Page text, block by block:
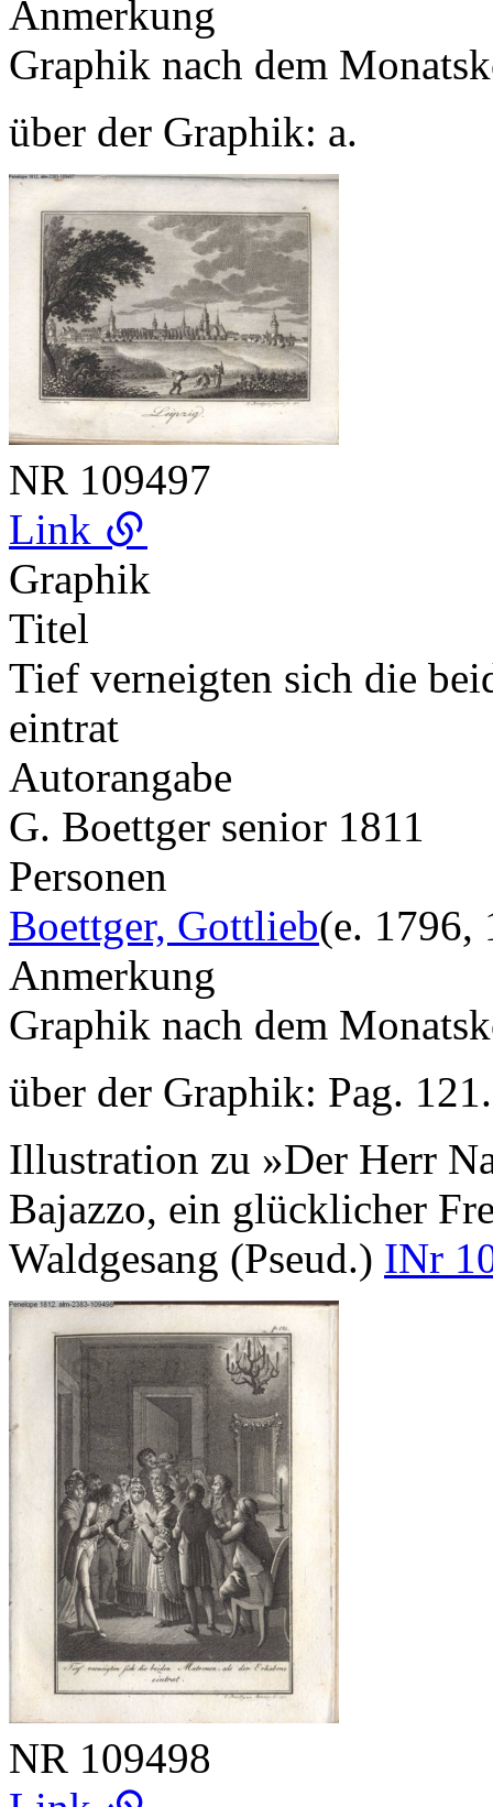
Anmerkung
Graphik nach dem
über der Graphik: a.
NR 109497
Link
Graphik
Titel
Tief verneigten sich die
eintrat
Autorangabe
G. Boettger senior 1811
Personen
Boettger, Gottlieb(e. 1796,
Anmerkung
Graphik nach dem
über der Graphik: Pag. 121.
Illustration zu »Der Herr
Bajazzo, ein glücklicher
Waldgesang (Pseud.) INr
NR 109498